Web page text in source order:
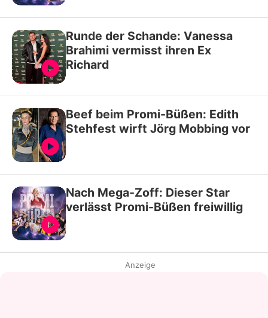
Runde der Schande: Vanessa
Brahimi vermisst ihren Ex
Richard
Beef beim Promi-Büßen: Edith
Stehfest wirft Jörg Mobbing vor
Nach Mega-Zoff: Dieser Star
verlässt Promi-Büßen freiwillig
Anzeige